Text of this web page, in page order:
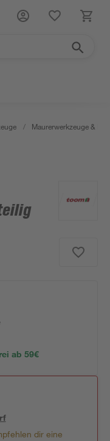
/ Maurerwerkzeuge &
ab 59€
dir eine